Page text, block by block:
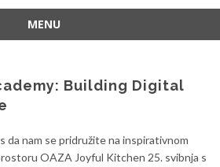
MENU
Building Digital
da nam se pridružite na inspirativnom
OAZA Joyful Kitchen 25. svibnja s